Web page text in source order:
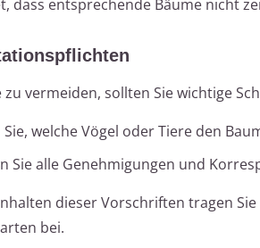
dass entsprechende Bäume nicht
zu vermeiden, sollten Sie wichtige
welche Vögel oder Tiere den
Sie alle Genehmigungen und
dieser Vorschriften tragen
bei.